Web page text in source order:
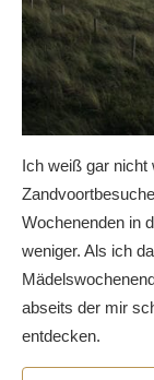
Ich weiß gar nicht
Wochenenden in
weniger. Als ich
abseits der mir
entdecken.